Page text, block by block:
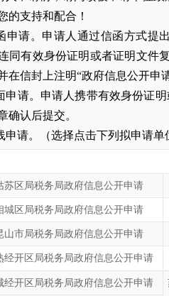
的支持和配合！
申请。申请人通过信函方式提
同有效身份证明或者证明文件
在信封上注明“政府信息公开申
申请。申请人携带有效身份证
确认后提交。
申请。（选择点击下列拟申请单
苏区局税务局政府信息公开申请
城区局税务局政府信息公开申请
山市局税务局政府信息公开申请
经开区局税务局政府信息公开申请
经开区局税务局政府信息公开申请